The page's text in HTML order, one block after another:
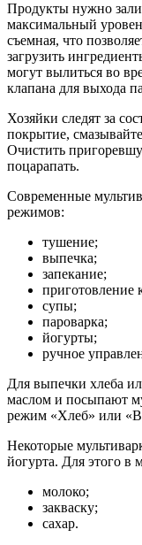
Продукты нужно
максимальный
съемная, что
загрузить
могут вылиться во
клапана для выхода
Хозяйки следят за
покрытие,
Очистить
поцарапать.
Современные
режимов:
тушение;
выпечка;
запекание;
приготовление
супы;
пароварка;
йогурты;
ручное
Для выпечки хлеба
маслом и посыпают
режим «Хлеб» или
Некоторые
йогурта. Для этого в
молоко;
закваску;
сахар.